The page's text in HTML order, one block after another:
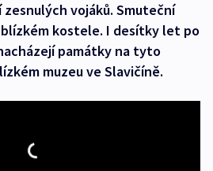
vojáků. Smuteční
kostele. I desítky let po
památky na tyto
muzeu ve Slavičíně.